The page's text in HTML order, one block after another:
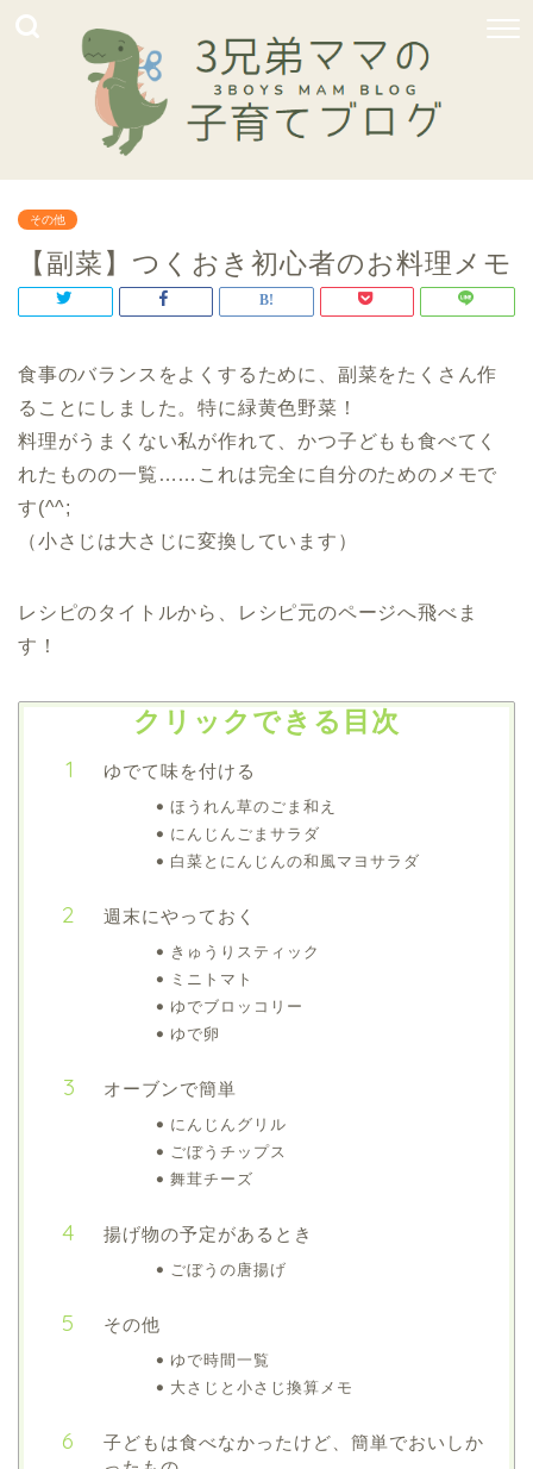
その他
【副菜】つくおき初心者のお料理メモ
食事のバランスをよくするために、副菜をたくさん作
ることにしました。特に緑黄色野菜！
料理がうまくない私が作れて、かつ子どもも食べてく
れたものの一覧……これは完全に自分のためのメモで
す(^^;
（小さじは大さじに変換しています）
レシピのタイトルから、レシピ元のページへ飛べま
す！
クリックできる目次
ゆでて味を付ける
ほうれん草のごま和え
にんじんごまサラダ
白菜とにんじんの和風マヨサラダ
週末にやっておく
きゅうりスティック
ミニトマト
ゆでブロッコリー
ゆで卵
オーブンで簡単
にんじんグリル
ごぼうチップス
舞茸チーズ
揚げ物の予定があるとき
ごぼうの唐揚げ
その他
ゆで時間一覧
大さじと小さじ換算メモ
子どもは食べなかったけど、簡単でおいしか